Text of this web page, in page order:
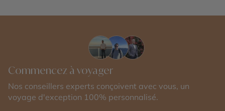
Commencez à voyager
Nos conseillers experts conçoivent avec vous, un
voyage d'exception 100% personnalisé.